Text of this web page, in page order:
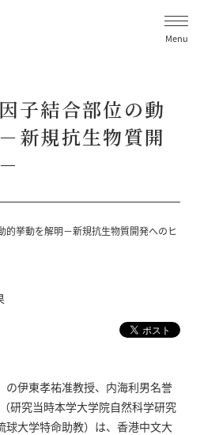
Menu
子結合部位の動
新規抗生物質開
的挙動を解明－新規抗生物質開発へのヒ
の伊東孝祐准教授、内海利男名誉
研究当時本学大学院自然科学研究
球大学特命助教）は、香港中文大